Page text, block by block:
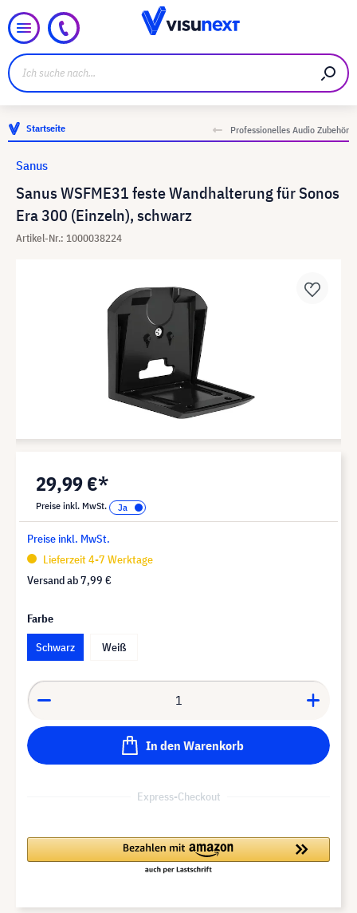
Startseite Professionelles Audio Zubehör
Sanus WSFME31 feste Wandhalterung für Sonos
Era 300 (Einzeln), schwarz
Artikel-Nr.: 1000038224
Sanus
29,99 €*
Preise inkl. MwSt.
Preise inkl. MwSt.
Lieferzeit 4-7 Werktage
Versand ab7,99 €
Farbe
Schwarz
Weiß
In den Warenkorb
Express-Checkout